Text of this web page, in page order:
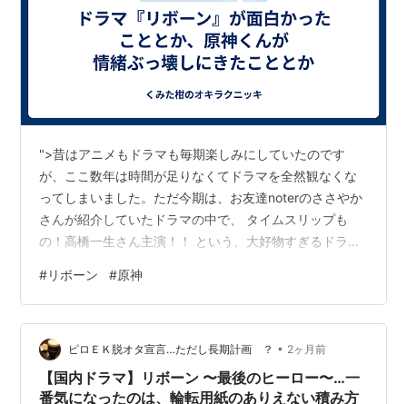
">昔はアニメもドラマも毎期楽しみにしていたのです
が、ここ数年は時間が足りなくてドラマを全然観なくな
ってしまいました。ただ今期は、お友達noterのささやか
さんが紹介していたドラマの中で、 タイムスリップも
の！高橋一生さん主演！！ という、大好物すぎるドラマ
た。 www.tv-asahi.co.jp ">先日最終話を迎え、いろいろ
な謎がわかり衝撃を受けつつ、いや待って、どういうこ
と！？という謎めいた部分も残しつつ、めちゃめちゃ面
白かったです♪これは考察しがいがあるドラマです
ね……。おすすめしてくれたささやかさん、ありがとうご
ざいました！ いや…
#リボーン #原神
ピロＥＫ脱オタ宣言…ただし長期計画 ？ • 2ヶ月前
【国内ドラマ】リボーン 〜最後のヒーロー〜…一
番気になったのは、輪転用紙のありえない積み方